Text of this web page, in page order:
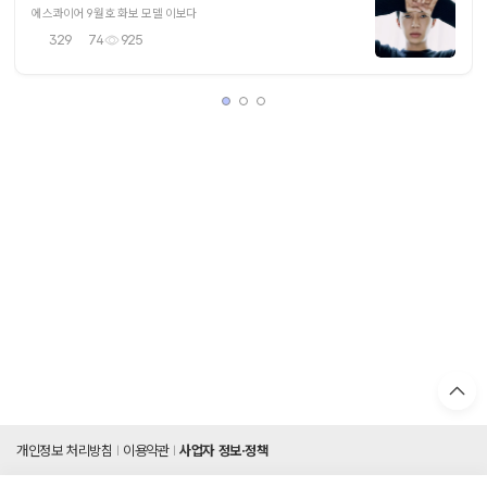
에스콰이어 9월호 화보 모델 이보다
329 74 925
개인정보 처리방침 이용약관 사업자 정보·정책